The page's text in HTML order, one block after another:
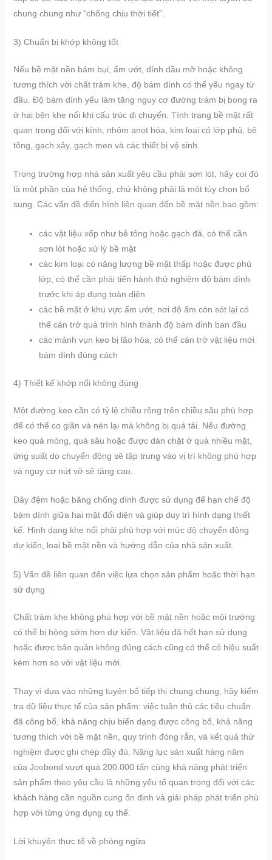
chung chung như “chống chịu thời tiết”.
3) Chuẩn bị khớp không tốt
Nếu bề mặt nền bám bụi, ẩm ướt, dính dầu mỡ hoặc không
tương thích với chất trám khe, độ bám dính có thể yếu ngay từ
đầu. Độ bám dính yếu làm tăng nguy cơ đường trám bị bong ra
ở hai bên khe nối khi cấu trúc di chuyển. Tình trạng bề mặt rất
quan trọng đối với kính, nhôm anot hóa, kim loại có lớp phủ, bê
tông, gạch xây, gạch men và các thiết bị vệ sinh.
Trong trường hợp nhà sản xuất yêu cầu phải sơn lót, hãy coi đó
là một phần của hệ thống, chứ không phải là một tùy chọn bổ
sung. Các vấn đề điển hình liên quan đến bề mặt nền bao gồm:
các vật liệu xốp như bê tông hoặc gạch đá, có thể cần
sơn lót hoặc xử lý bề mặt
các kim loại có năng lượng bề mặt thấp hoặc được phủ
lớp, có thể cần phải tiến hành thử nghiệm độ bám dính
trước khi áp dụng toàn diện
các bề mặt ở khu vực ẩm ướt, nơi độ ẩm còn sót lại có
thể cản trở quá trình hình thành độ bám dính ban đầu
các mảnh vụn keo bị lão hóa, có thể cản trở vật liệu mới
bám dính đúng cách
4) Thiết kế khớp nối không đúng
Một đường keo cần có tỷ lệ chiều rộng trên chiều sâu phù hợp
để có thể co giãn và nén lại mà không bị quá tải. Nếu đường
keo quá mỏng, quá sâu hoặc được dán chặt ở quá nhiều mặt,
ứng suất do chuyển động sẽ tập trung vào vị trí không phù hợp
và nguy cơ nứt vỡ sẽ tăng cao.
Dây đệm hoặc băng chống dính được sử dụng để hạn chế độ
bám dính giữa hai mặt đối diện và giúp duy trì hình dạng thiết
kế. Hình dạng khe nối phải phù hợp với mức độ chuyển động
dự kiến, loại bề mặt nền và hướng dẫn của nhà sản xuất.
5) Vấn đề liên quan đến việc lựa chọn sản phẩm hoặc thời hạn
sử dụng
Chất trám khe không phù hợp với bề mặt nền hoặc môi trường
có thể bị hỏng sớm hơn dự kiến. Vật liệu đã hết hạn sử dụng
hoặc được bảo quản không đúng cách cũng có thể có hiệu suất
kém hơn so với vật liệu mới.
Thay vì dựa vào những tuyên bố tiếp thị chung chung, hãy kiểm
tra dữ liệu thực tế của sản phẩm: việc tuân thủ các tiêu chuẩn
đã công bố, khả năng chịu biến dạng được công bố, khả năng
tương thích với bề mặt nền, quy trình đóng rắn, và kết quả thử
nghiệm được ghi chép đầy đủ. Năng lực sản xuất hàng năm
của Joobond vượt quá 200.000 tấn cùng khả năng phát triển
sản phẩm theo yêu cầu là những yếu tố quan trọng đối với các
khách hàng cần nguồn cung ổn định và giải pháp phát triển phù
hợp với từng ứng dụng cụ thể.
Lời khuyên thực tế về phòng ngừa